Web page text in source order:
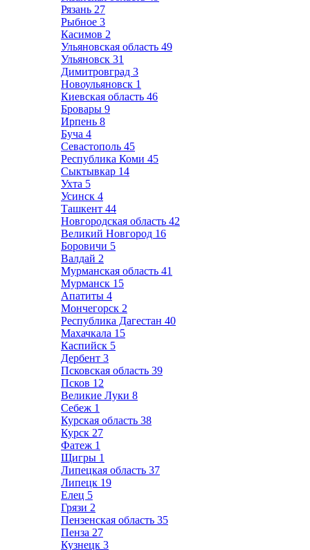
Рязань 27
Рыбное 3
Касимов 2
Ульяновская область 49
Ульяновск 31
Димитровград 3
Новоульяновск 1
Киевская область 46
Бровары 9
Ирпень 8
Буча 4
Севастополь 45
Республика Коми 45
Сыктывкар 14
Ухта 5
Усинск 4
Ташкент 44
Новгородская область 42
Великий Новгород 16
Боровичи 5
Валдай 2
Мурманская область 41
Мурманск 15
Апатиты 4
Мончегорск 2
Республика Дагестан 40
Махачкала 15
Каспийск 5
Дербент 3
Псковская область 39
Псков 12
Великие Луки 8
Себеж 1
Курская область 38
Курск 27
Фатеж 1
Щигры 1
Липецкая область 37
Липецк 19
Елец 5
Грязи 2
Пензенская область 35
Пенза 27
Кузнецк 3